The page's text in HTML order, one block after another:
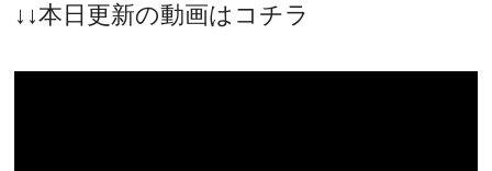
↓↓本日更新の動画はコチラ